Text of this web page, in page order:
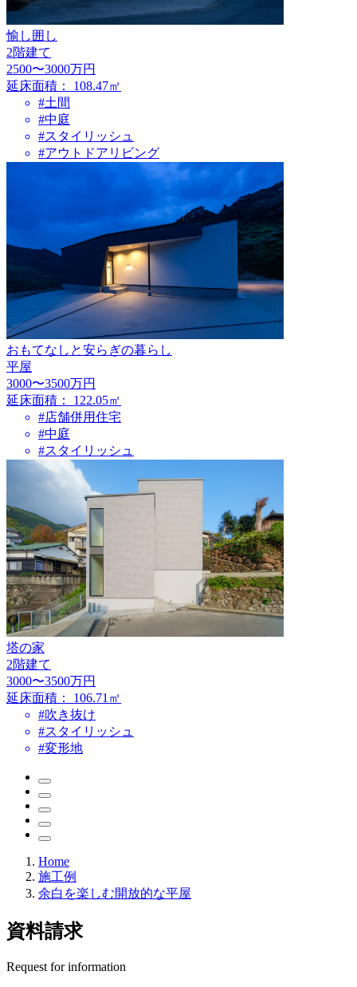
愉し囲し
2階建て
2500〜3000万円
延床面積：
108.47㎡
#土間
#中庭
#スタイリッシュ
#アウトドアリビング
おもてなしと安らぎの暮らし
平屋
3000〜3500万円
延床面積：
122.05㎡
#店舗併用住宅
#中庭
#スタイリッシュ
塔の家
2階建て
3000〜3500万円
延床面積：
106.71㎡
#吹き抜け
#スタイリッシュ
#変形地
Home
施工例
余白を楽しむ開放的な平屋
資料請求
Request for information